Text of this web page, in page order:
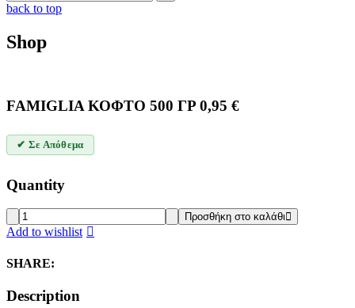
back to top
Shop
FAMIGLIA ΚΟΦΤΟ 500 ΓΡ 0,95 €
✔ Σε Απόθεμα
Quantity
FAMIGLIA
ΚΟΦΤΟ
ΓΡ
quantity
Προσθήκη στο καλάθι
Add to wishlist
SHARE:
Description